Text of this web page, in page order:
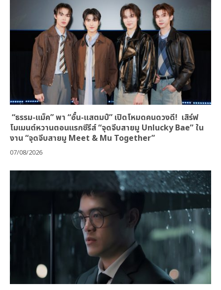
“ธรรม-แม็ค” พา “อั๋น-แสตมป์” เปิดโหมดคนดวงดี! เสิร์ฟ
โมเมนต์หวานตอนแรกซีรีส์ “จุดจีบสายมู Unlucky Bae” ใน
งาน “จุดจีบสายมู Meet & Mu Together”
07/08/2026